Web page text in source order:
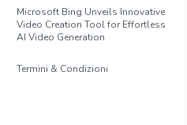
Microsoft Bing Unveils Innovative
Video Creation Tool for Effortless
AI Video Generation
Termini & Condizioni